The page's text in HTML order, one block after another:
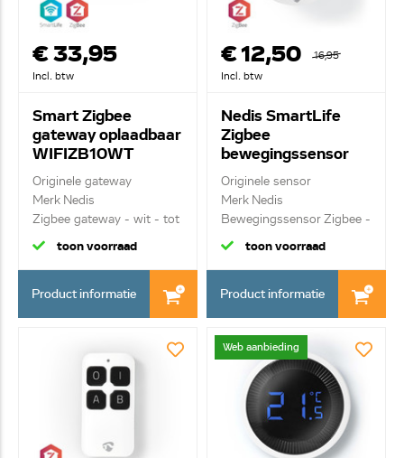
€ 33,95
Incl. btw
Smart Zigbee
gateway oplaadbaar
WIFIZB10WT
Originele gateway
Merk Nedis
Zigbee gateway - wit - tot
40...
toon voorraad
Product informatie
€ 12,50
16,95
Incl. btw
Nedis SmartLife
Zigbee
bewegingssensor
ZBSM10WT
Originele sensor
Merk Nedis
Bewegingssensor Zigbee -
batte...
toon voorraad
Product informatie
Web aanbieding